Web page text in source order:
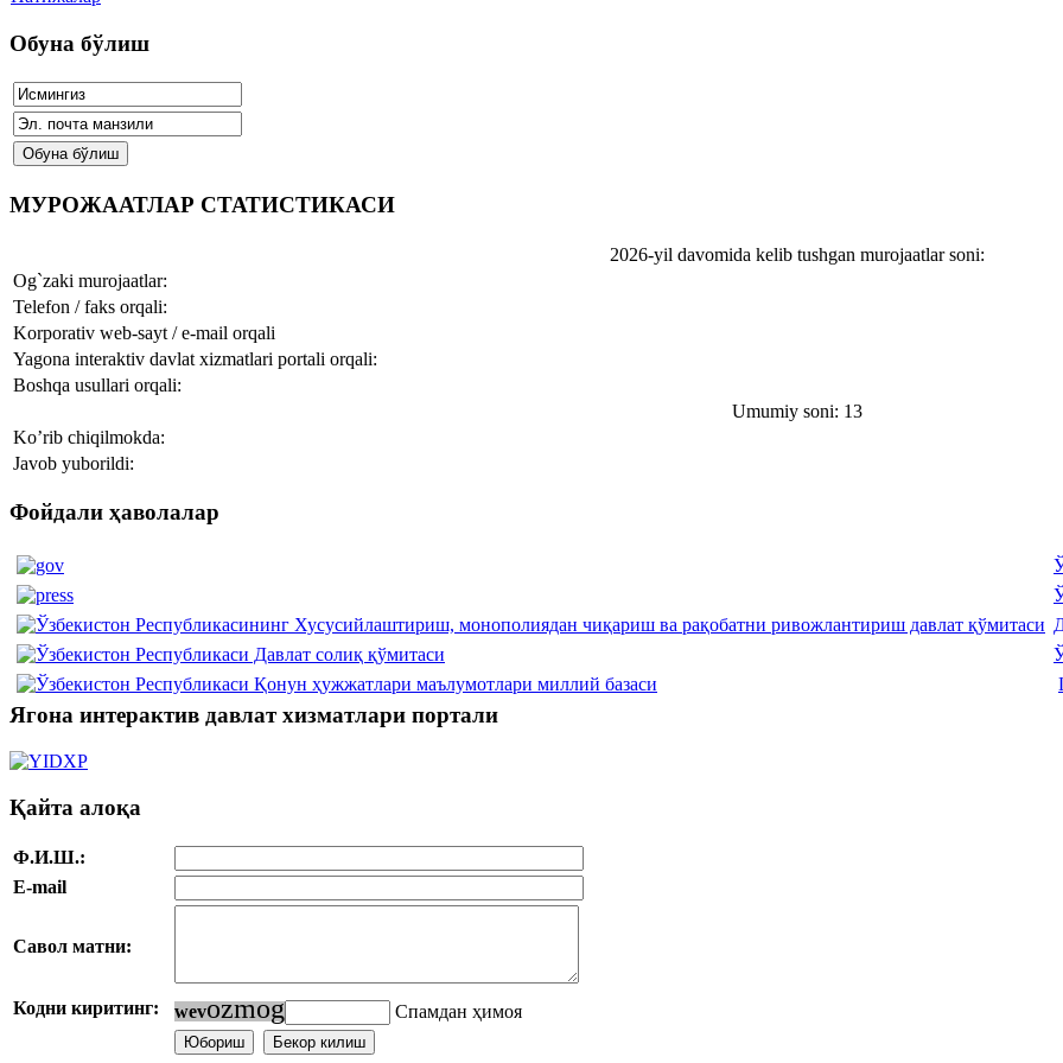
Обуна бўлиш
МУРОЖААТЛАР СТАТИСТИКАСИ
2026-yil davomida kelib tushgan murojaatlar soni:
Og`zaki murojaatlar:
Telefon / faks orqali:
Korporativ web-sayt / e-mail orqali
Yagona interaktiv davlat xizmatlari portali orqali:
Boshqa usullari orqali:
Umumiy soni: 13
Ko’rib chiqilmokda:
Javob yuborildi:
Фойдали ҳаволалар
Ягона интерактив давлат хизматлари портали
Қайта алоқа
Ф.И.Ш.:
E-mail
Савол матни:
Кодни киритинг: wevozmog Спамдан ҳимоя